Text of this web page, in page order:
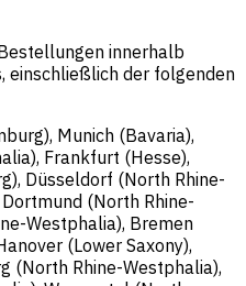
innerhalb
einschließlich der folgenden
Munich (Bavaria),
Frankfurt (Hesse),
Düsseldorf (North Rhine-
(North Rhine-
Westphalia), Bremen
(Lower Saxony),
(North Rhine-Westphalia),